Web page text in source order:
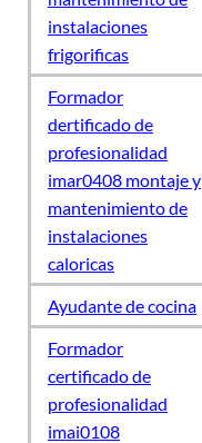
instalaciones
frigorificas
Formador
dertificado de
profesionalidad
imar0408 montaje y
mantenimiento de
instalaciones
caloricas
Ayudante de cocina
Formador
certificado de
profesionalidad
imai0108